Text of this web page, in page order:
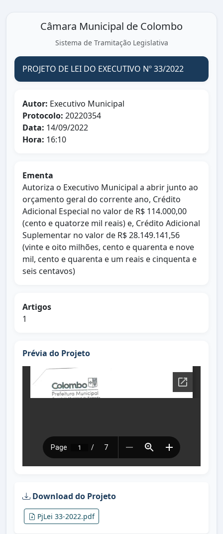
Câmara Municipal de Colombo
Sistema de Tramitação Legislativa
PROJETO DE LEI DO EXECUTIVO Nº 33/2022
Autor: Executivo Municipal
Protocolo: 20220354
Data: 14/09/2022
Hora: 16:10
Ementa
Autoriza o Executivo Municipal a abrir junto ao
orçamento geral do corrente ano, Crédito
Adicional Especial no valor de R$ 114.000,00
(cento e quatorze mil reais) e, Crédito Adicional
Suplementar no valor de R$ 28.149.141,56
(vinte e oito milhões, cento e quarenta e nove
mil, cento e quarenta e um reais e cinquenta e
seis centavos)
Artigos
1
Prévia do Projeto
Download do Projeto
PjLei 33-2022.pdf